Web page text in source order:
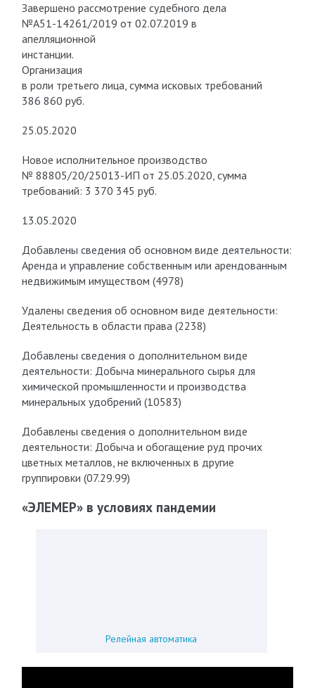
Завершено рассмотрение судебного дела
№А51-14261/2019 от 02.07.2019 в
апелляционной
инстанции.
Организация
в роли третьего лица, сумма исковых требований
386 860 руб.
25.05.2020
Новое исполнительное производство
№ 88805/20/25013-ИП от 25.05.2020, сумма
требований: 3 370 345 руб.
13.05.2020
Добавлены сведения об основном виде деятельности:
Аренда и управление собственным или арендованным
недвижимым имуществом (4978)
Удалены сведения об основном виде деятельности:
Деятельность в области права (2238)
Добавлены сведения о дополнительном виде
деятельности: Добыча минерального сырья для
химической промышленности и производства
минеральных удобрений (10583)
Добавлены сведения о дополнительном виде
деятельности: Добыча и обогащение руд прочих
цветных металлов, не включенных в другие
группировки (07.29.99)
«ЭЛЕМЕР» в условиях пандемии
Релейная автоматика